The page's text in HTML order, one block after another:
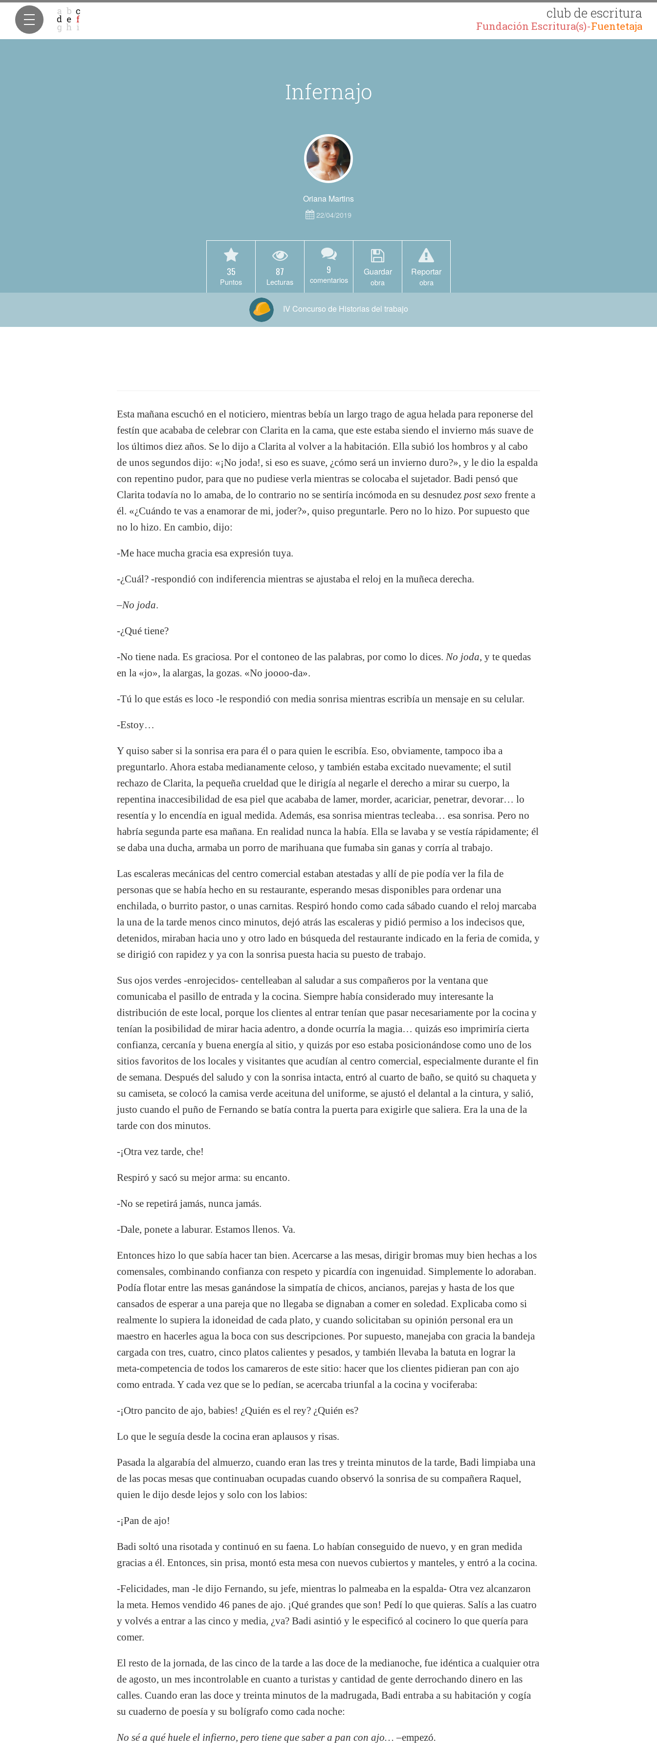
club de escritura
Fundación Escritura(s)-Fuentetaja
Infernajo
Oriana Martins
22/04/2019
35
Puntos
87
Lecturas
9
comentarios
Guardar
obra
Reportar
obra
IV Concurso de Historias del trabajo
Esta mañana escuchó en el noticiero, mientras bebía un largo trago de agua helada para reponerse del
festín que acababa de celebrar con Clarita en la cama, que este estaba siendo el invierno más suave de
los últimos diez años. Se lo dijo a Clarita al volver a la habitación. Ella subió los hombros y al cabo
de unos segundos dijo: «¡No joda!, si eso es suave, ¿cómo será un invierno duro?», y le dio la espalda
con repentino pudor, para que no pudiese verla mientras se colocaba el sujetador. Badi pensó que
Clarita todavía no lo amaba, de lo contrario no se sentiría incómoda en su desnudez post sexofrente a
él. «¿Cuándo te vas a enamorar de mi, joder?», quiso preguntarle. Pero no lo hizo. Por supuesto que
no lo hizo. En cambio, dijo:
-Me hace mucha gracia esa expresión tuya.
-¿Cuál? -respondió con indiferencia mientras se ajustaba el reloj en la muñeca derecha.
–No joda.
-¿Qué tiene?
-No tiene nada. Es graciosa. Por el contoneo de las palabras, por como lo dices. No joda, y te quedas
en la «jo», la alargas, la gozas. «No joooo-da».
-Tú lo que estás es loco -le respondió con media sonrisa mientras escribía un mensaje en su celular.
-Estoy…
Y quiso saber si la sonrisa era para él o para quien le escribía. Eso, obviamente, tampoco iba a
preguntarlo. Ahora estaba medianamente celoso, y también estaba excitado nuevamente; el sutil
rechazo de Clarita, la pequeña crueldad que le dirigía al negarle el derecho a mirar su cuerpo, la
repentina inaccesibilidad de esa piel que acababa de lamer, morder, acariciar, penetrar, devorar… lo
resentía y lo encendía en igual medida. Además, esa sonrisa mientras tecleaba… esa sonrisa. Pero no
habría segunda parte esa mañana. En realidad nunca la había. Ella se lavaba y se vestía rápidamente; él
se daba una ducha, armaba un porro de marihuana que fumaba sin ganas y corría al trabajo.
Las escaleras mecánicas del centro comercial estaban atestadas y allí de pie podía ver la fila de
personas que se había hecho en su restaurante, esperando mesas disponibles para ordenar una
enchilada, o burrito pastor, o unas carnitas. Respiró hondo como cada sábado cuando el reloj marcaba
la una de la tarde menos cinco minutos, dejó atrás las escaleras y pidió permiso a los indecisos que,
detenidos, miraban hacia uno y otro lado en búsqueda del restaurante indicado en la feria de comida, y
se dirigió con rapidez y ya con la sonrisa puesta hacia su puesto de trabajo.
Sus ojos verdes -enrojecidos- centelleaban al saludar a sus compañeros por la ventana que
comunicaba el pasillo de entrada y la cocina. Siempre había considerado muy interesante la
distribución de este local, porque los clientes al entrar tenían que pasar necesariamente por la cocina y
tenían la posibilidad de mirar hacia adentro, a donde ocurría la magia… quizás eso imprimiría cierta
confianza, cercanía y buena energía al sitio, y quizás por eso estaba posicionándose como uno de los
sitios favoritos de los locales y visitantes que acudían al centro comercial, especialmente durante el fin
de semana. Después del saludo y con la sonrisa intacta, entró al cuarto de baño, se quitó su chaqueta y
su camiseta, se colocó la camisa verde aceituna del uniforme, se ajustó el delantal a la cintura, y salió,
justo cuando el puño de Fernando se batía contra la puerta para exigirle que saliera. Era la una de la
tarde con dos minutos.
-¡Otra vez tarde, che!
Respiró y sacó su mejor arma: su encanto.
-No se repetirá jamás, nunca jamás.
-Dale, ponete a laburar. Estamos llenos. Va.
Entonces hizo lo que sabía hacer tan bien. Acercarse a las mesas, dirigir bromas muy bien hechas a los
comensales, combinando confianza con respeto y picardía con ingenuidad. Simplemente lo adoraban.
Podía flotar entre las mesas ganándose la simpatía de chicos, ancianos, parejas y hasta de los que
cansados de esperar a una pareja que no llegaba se dignaban a comer en soledad. Explicaba como si
realmente lo supiera la idoneidad de cada plato, y cuando solicitaban su opinión personal era un
maestro en hacerles agua la boca con sus descripciones. Por supuesto, manejaba con gracia la bandeja
cargada con tres, cuatro, cinco platos calientes y pesados, y también llevaba la batuta en lograr la
meta-competencia de todos los camareros de este sitio: hacer que los clientes pidieran pan con ajo
como entrada. Y cada vez que se lo pedían, se acercaba triunfal a la cocina y vociferaba:
-¡Otro pancito de ajo, babies! ¿Quién es el rey? ¿Quién es?
Lo que le seguía desde la cocina eran aplausos y risas.
Pasada la algarabía del almuerzo, cuando eran las tres y treinta minutos de la tarde, Badi limpiaba una
de las pocas mesas que continuaban ocupadas cuando observó la sonrisa de su compañera Raquel,
quien le dijo desde lejos y solo con los labios:
-¡Pan de ajo!
Badi soltó una risotada y continuó en su faena. Lo habían conseguido de nuevo, y en gran medida
gracias a él. Entonces, sin prisa, montó esta mesa con nuevos cubiertos y manteles, y entró a la cocina.
-Felicidades, man -le dijo Fernando, su jefe, mientras lo palmeaba en la espalda- Otra vez alcanzaron
la meta. Hemos vendido 46 panes de ajo. ¡Qué grandes que son! Pedí lo que quieras. Salís a las cuatro
y volvés a entrar a las cinco y media, ¿va? Badi asintió y le especificó al cocinero lo que quería para
comer.
El resto de la jornada, de las cinco de la tarde a las doce de la medianoche, fue idéntica a cualquier otra
de agosto, un mes incontrolable en cuanto a turistas y cantidad de gente derrochando dinero en las
calles. Cuando eran las doce y treinta minutos de la madrugada, Badi entraba a su habitación y cogía
su cuaderno de poesía y su bolígrafo como cada noche:
No sé a qué huele el infierno, pero tiene que saber a pan con ajo… –empezó.